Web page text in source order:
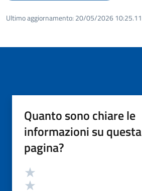
Ultimo aggiornamento: 20/05/2026 10:25.11
Quanto sono chiare le
informazioni su questa
pagina?
Valutazione